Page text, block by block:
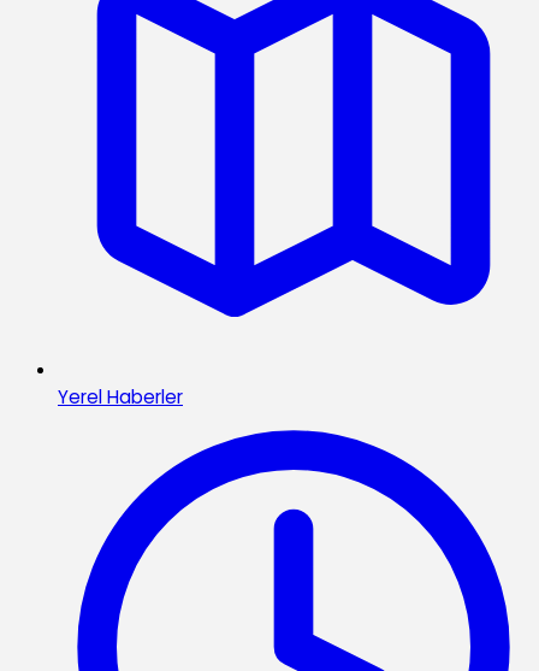
Yerel Haberler